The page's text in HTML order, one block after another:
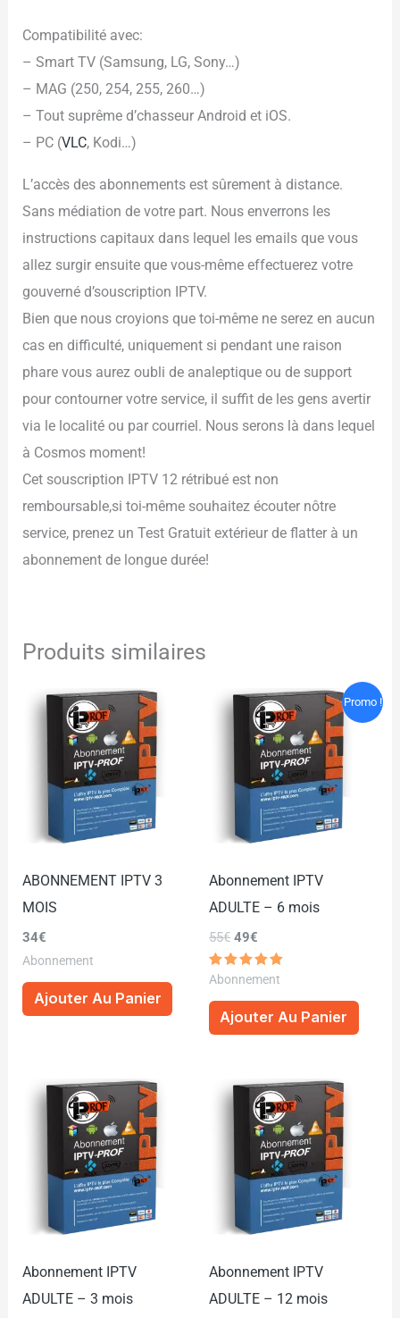
Compatibilité avec:
– Smart TV (Samsung, LG, Sony…)
– MAG (250, 254, 255, 260…)
– Tout suprême d’chasseur Android et iOS.
– PC (VLC, Kodi…)
L’accès des abonnements est sûrement à distance.
Sans médiation de votre part. Nous enverrons les
instructions capitaux dans lequel les emails que vous
allez surgir ensuite que vous-même effectuerez votre
gouverné d’souscription IPTV.
Bien que nous croyions que toi-même ne serez en aucun
cas en difficulté, uniquement si pendant une raison
phare vous aurez oubli de analeptique ou de support
pour contourner votre service, il suffit de les gens avertir
via le localité ou par courriel. Nous serons là dans lequel
à Cosmos moment!
Cet souscription IPTV 12 rétribué est non
remboursable,si toi-même souhaitez écouter nôtre
service, prenez un Test Gratuit extérieur de flatter à un
abonnement de longue durée!
Produits similaires
ABONNEMENT IPTV 3
MOIS
34€
Abonnement
Ajouter Au Panier
Promo !
Abonnement IPTV
ADULTE – 6 mois
55€
Le
prix
initial
était :
55€.
49€
Le
prix
actuel
est :
49€.
Note
sur 5
Abonnement
Ajouter Au Panier
Abonnement IPTV
ADULTE – 3 mois
Abonnement IPTV
ADULTE – 12 mois